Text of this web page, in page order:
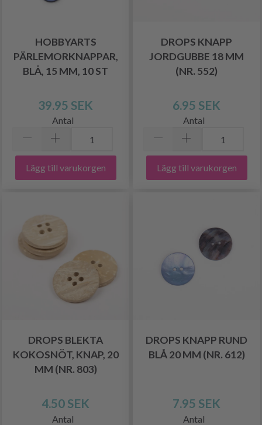
HOBBYARTS
PÄRLEMORKNAPPAR,
BLÅ, 15 MM, 10 ST
39.95 SEK
Antal
Lägg till varukorgen
DROPS KNAPP
JORDGUBBE 18 MM
(NR. 552)
6.95 SEK
Antal
Lägg till varukorgen
DROPS BLEKTA
KOKOSNÖT, KNAP, 20
MM (NR. 803)
4.50 SEK
Antal
DROPS KNAPP RUND
BLÅ 20 MM (NR. 612)
7.95 SEK
Antal